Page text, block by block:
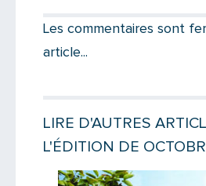
Les commentaires sont
article...
LIRE D'AUTRES
L'ÉDITION DE
Lire la suite